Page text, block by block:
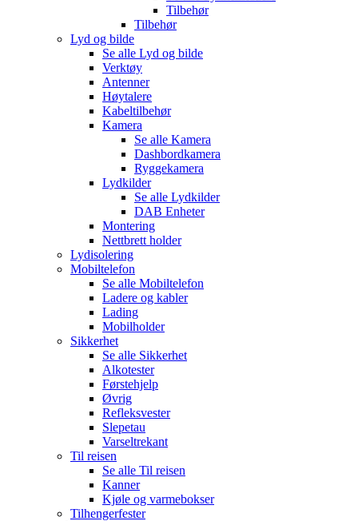
Tilbehør
Tilbehør
Lyd og bilde
Se alle Lyd og bilde
Verktøy
Antenner
Høytalere
Kabeltilbehør
Kamera
Se alle Kamera
Dashbordkamera
Ryggekamera
Lydkilder
Se alle Lydkilder
DAB Enheter
Montering
Nettbrett holder
Lydisolering
Mobiltelefon
Se alle Mobiltelefon
Ladere og kabler
Lading
Mobilholder
Sikkerhet
Se alle Sikkerhet
Alkotester
Førstehjelp
Øvrig
Refleksvester
Slepetau
Varseltrekant
Til reisen
Se alle Til reisen
Kanner
Kjøle og varmebokser
Tilhengerfester